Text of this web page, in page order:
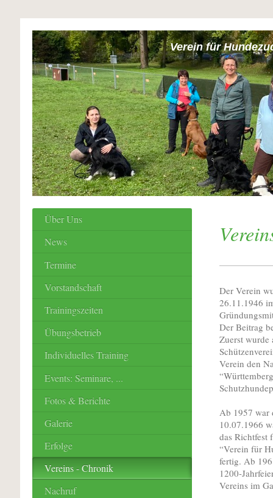
Verein für
Der Verein
26.11.1946
Der Beitrag
Zuerst wurde
Verein den
Ab 1957 war
10.07.1966
das Richtfest
“Verein für
fertig. Ab
1200-
Vereins im
Über Uns
News
Termine
Vorstandschaft
Trainingszeiten
Übungsbetrieb
Individuelles Training
Events: Seminare, ...
Fotos & Berichte
Galerie
Erfolge
Vereins - Chronik
Nachruf